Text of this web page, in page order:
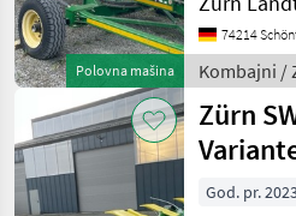
Polovna mašina
aktiver
einzeln
Gummiband-
verlängerten
74214
Kombajni /
Zürn
God. pr.